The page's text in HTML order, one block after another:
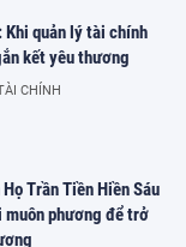
quản lý tài chính
kết yêu thương
CHÍNH
Trần Tiền Hiền Sáu
muôn phương để trở